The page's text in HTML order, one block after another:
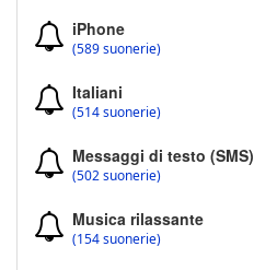
iPhone
(589 suonerie)
Italiani
(514 suonerie)
Messaggi di testo (SMS)
(502 suonerie)
Musica rilassante
(154 suonerie)